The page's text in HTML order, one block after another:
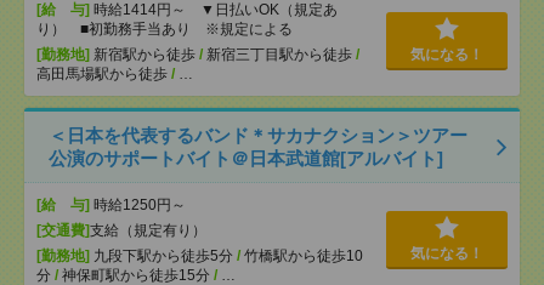
[給 与] 時給1414円～ ▼日払いOK（規定あ
り） ■初勤務手当あり ※規定による
[勤務地] 新宿駅から徒歩 / 新宿三丁目駅から徒歩 /
高田馬場駅から徒歩 / …
気になる！
＜日本を代表するバンド＊サカナクション＞ツアー
公演のサポートバイト＠日本武道館[アルバイト]
[給 与] 時給1250円～
[交通費]支給（規定有り）
[勤務地] 九段下駅から徒歩5分 / 竹橋駅から徒歩10
分 / 神保町駅から徒歩15分 / …
気になる！